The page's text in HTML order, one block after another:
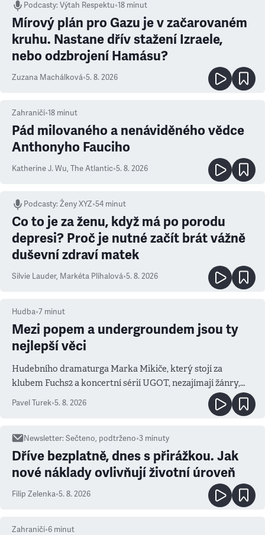
Podcasty:Výtah Respektu•18 minut
Mírový plán pro Gazu je v začarovaném
kruhu. Nastane dřív stažení Izraele,
nebo odzbrojení Hamásu?
Zuzana Machálková•5. 8. 2026
Zahraničí•18 minut
Pád milovaného a nenáviděného vědce
Anthonyho Fauciho
Katherine J. Wu, The Atlantic•5. 8. 2026
Podcasty:Ženy XYZ•54 minut
Co to je za ženu, když má po porodu
depresi? Proč je nutné začít brát vážně
duševní zdraví matek
Silvie Lauder, Markéta Plíhalová•5. 8. 2026
Hudba•7 minut
Mezi popem a undergroundem jsou ty
nejlepší věci
Hudebního dramaturga Marka Mikiče, který stojí za
klubem Fuchs2 a koncertní sérií UGOT, nezajímají žánry,
ale atmosféra
Pavel Turek•5. 8. 2026
Newsletter:Sečteno, podtrženo•3 minuty
Dříve bezplatně, dnes s přirážkou. Jak
nové náklady ovlivňují životní úroveň
Filip Zelenka•5. 8. 2026
Zahraničí•6 minut